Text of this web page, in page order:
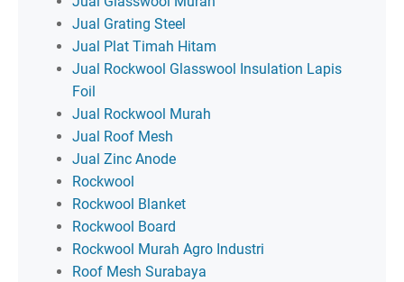
Jual Grating Steel
Jual Plat Timah Hitam
Jual Rockwool Glasswool Insulation Lapis
Foil
Jual Rockwool Murah
Jual Roof Mesh
Jual Zinc Anode
Rockwool
Rockwool Blanket
Rockwool Board
Rockwool Murah Agro Industri
Roof Mesh Surabaya